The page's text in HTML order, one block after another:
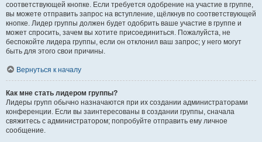
соответствующей кнопке. Если требуется одобрение на участие в группе,
вы можете отправить запрос на вступление, щёлкнув по соответствующей
кнопке. Лидер группы должен будет одобрить ваше участие в группе и
может спросить, зачем вы хотите присоединиться. Пожалуйста, не
беспокойте лидера группы, если он отклонил ваш запрос; у него могут
быть для этого свои причины.
Вернуться к началу
Как мне стать лидером группы?
Лидеры групп обычно назначаются при их создании администраторами
конференции. Если вы заинтересованы в создании группы, сначала
свяжитесь с администратором; попробуйте отправить ему личное
сообщение.